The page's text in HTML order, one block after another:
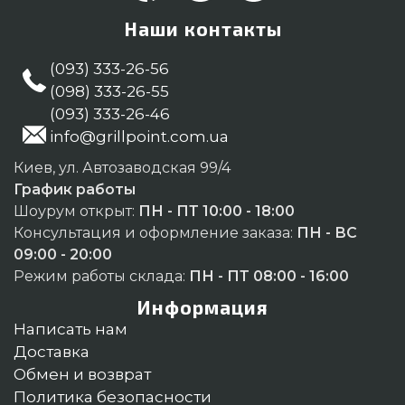
Наши контакты
(093) 333-26-56
(098) 333-26-55
(093) 333-26-46
info@grillpoint.com.ua
Киев, ул. Автозаводская 99/4
График работы
Шоурум открыт: ПН - ПТ 10:00 - 18:00
Консультация и оформление заказа: ПН - ВС
09:00 - 20:00
Режим работы склада: ПН - ПТ 08:00 - 16:00
Информация
Написать нам
Доставка
Обмен и возврат
Политика безопасности